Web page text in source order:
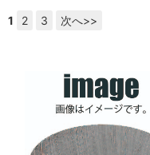
1 2 3 次へ>>